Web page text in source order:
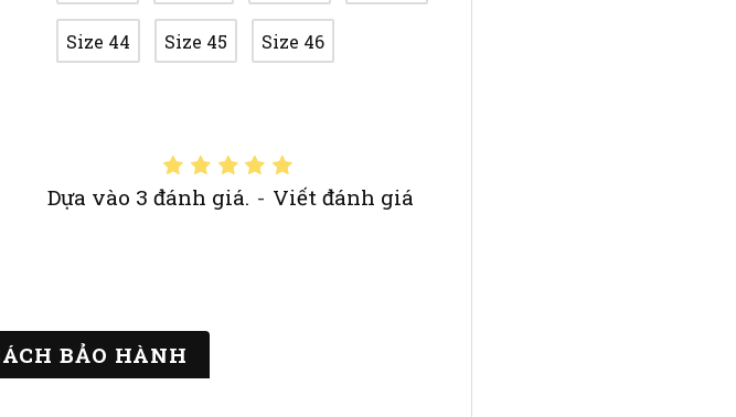
Dựa vào 3 đánh giá. - Viết đánh giá
Size 44 Size 45 Size 46
BẢO HÀNH